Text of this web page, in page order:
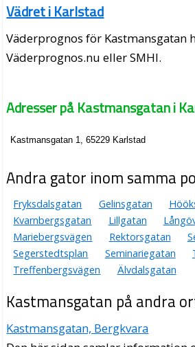
Vädret i Karlstad
Väderprognos för Kastmansgatan
Väderprognos.nu eller SMHI.
Adresser på Kastmansgatan i
Kastmansgatan 1, 65229 Karlstad
Andra gator inom samma
Fryksdalsgatan Gelinsgatan
Kvarnbergsgatan
Lillgatan
Mariebergsvägen
Rektorsgatan
Segerstedtsplan
Seminariegatan
Treffenbergsvägen
Älvdalsgatan
Kastmansgatan på andra
Kastmansgatan, Bergkvara